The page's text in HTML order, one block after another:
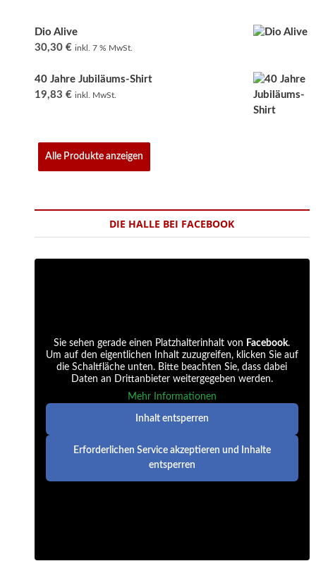
Dio Alive
30,30 € inkl. 7 % MwSt.
40 Jahre Jubiläums-Shirt
19,83 € inkl. MwSt.
Alle Produkte anzeigen
DIE HALLE BEI FACEBOOK
Sie sehen gerade einen Platzhalterinhalt von Facebook.
Um auf den eigentlichen Inhalt zuzugreifen, klicken Sie auf
die Schaltfläche unten. Bitte beachten Sie, dass dabei
Daten an Drittanbieter weitergegeben werden.
Mehr Informationen
Inhalt entsperren
Erforderlichen Service akzeptieren und Inhalte
entsperren